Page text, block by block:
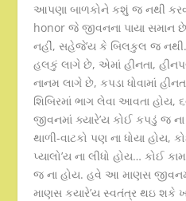
આપણા બાળકોને કશું જ નથી
honor જે જીવનના પાયા
નહીં, સહેજે’ય કે બિલકુલ જ
હલકું લાગે છે, એમાં હીનતા,
નાનમ લાગે છે, કપડા ધોવામાં
શિબિરમાં ભાગ લેવા આવતા
જીવનમાં ક્યારે’ય કોઈ કપડું જ ના
થાળી-વાટકો પણ ના ધોયા હોય,
પ્યાલો’ય ના લીધો હોય… કોઈ
જ ના હોય. હવે આ માણસ
માણસ કયારે’ય સ્વતંત્ર થઇ શકે